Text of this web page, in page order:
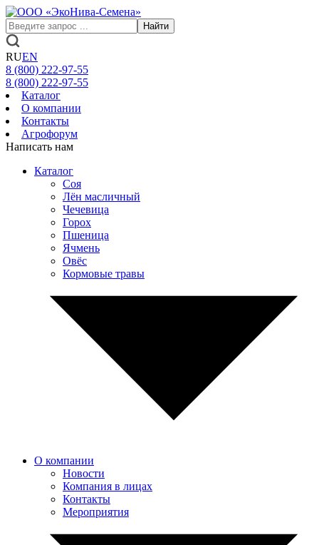
Найти
RUEN
8 (800) 222-97-55
8 (800) 222-97-55
Каталог
О компании
Контакты
Агрофорум
Написать нам
Каталог
Соя
Лён масличный
Чечевица
Горох
Пшеница
Ячмень
Овёс
Кормовые травы
О компании
Новости
Компания в лицах
Контакты
Мероприятия